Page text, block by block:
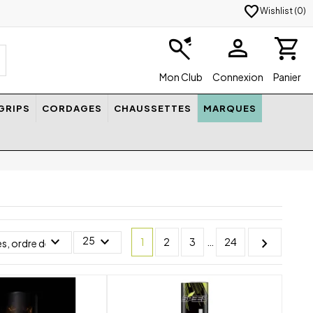
favoriteWishlist (0)
badminton
Mon Club
person
Connexion
shopping_cart
Panier
CORDAGES CHAUSSETTES MARQUES
ordre décroissant
expand_more 25 expand_more 1 2 3 24 chevron_right